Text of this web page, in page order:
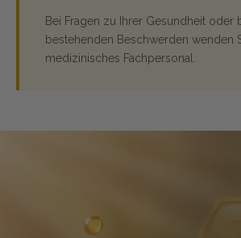
Bei Fragen zu Ihrer Gesundheit oder
bestehenden Beschwerden wenden
medizinisches Fachpersonal.